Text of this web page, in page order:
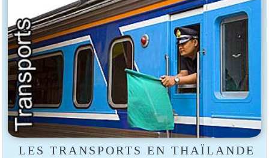
LES TRANSPORTS EN THAÏLANDE